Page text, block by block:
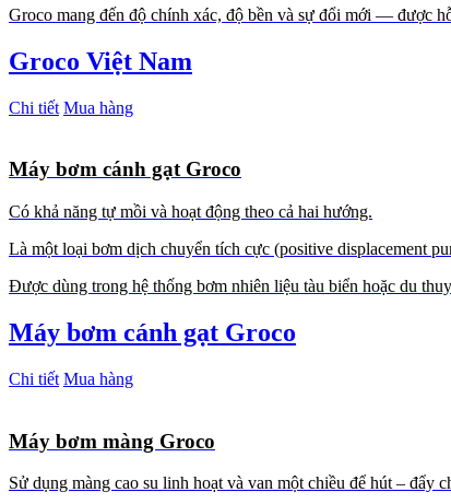
Groco mang đến độ chính xác, độ bền và sự đổi mới — được
Groco Việt Nam
Chi tiết Mua hàng
Máy bơm cánh gạt Groco
Có khả năng tự mồi và hoạt động theo cả hai hướng.
Là một loại bơm dịch chuyển tích cực (positive displacement
Được dùng trong hệ thống bơm nhiên liệu tàu biển hoặc du
Máy bơm cánh gạt Groco
Chi tiết Mua hàng
Máy bơm màng Groco
Sử dụng màng cao su linh hoạt và van một chiều để hút – đẩy